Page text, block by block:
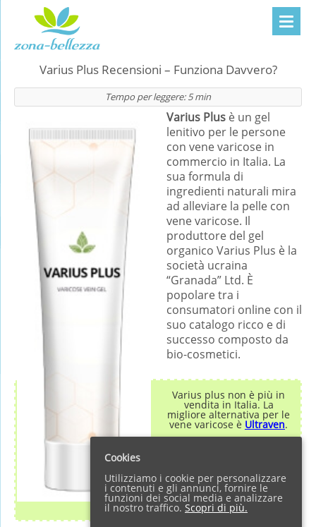
Varius Plus Recensioni – Funziona Davvero?
Tempo per leggere:5 min
Varius Plus è un gel
lenitivo per le persone
con vene varicose in
commercio in Italia. La
sua formula di
ingredienti naturali mira
ad alleviare la pelle con
vene varicose. Il
produttore del gel
organico Varius Plus è la
società ucraina
“Granada” Ltd. È
popolare tra i
consumatori online con il
suo catalogo ricco e di
successo composto da
bio-cosmetici.
Varius plus non è più in
vendita in Italia. La
migliore alternativa per le
vene varicose è Ultraven.
Cookies
Utilizziamo i cookie per personalizzare
i contenuti e gli annunci, fornire le
funzioni dei social media e analizzare
il nostro traffico. Scopri di più.